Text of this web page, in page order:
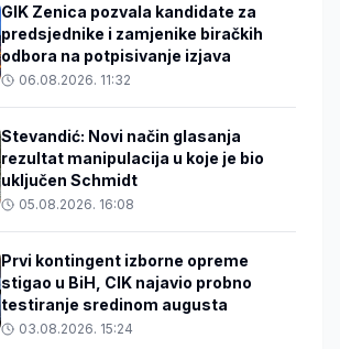
GIK Zenica pozvala kandidate za
predsjednike i zamjenike biračkih
odbora na potpisivanje izjava
06.08.2026. 11:32
Stevandić: Novi način glasanja
rezultat manipulacija u koje je bio
uključen Schmidt
05.08.2026. 16:08
Prvi kontingent izborne opreme
stigao u BiH, CIK najavio probno
testiranje sredinom augusta
03.08.2026. 15:24